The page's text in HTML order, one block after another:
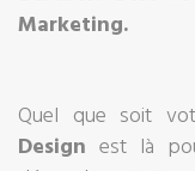
Marketing.
Quel que soit
Design est là